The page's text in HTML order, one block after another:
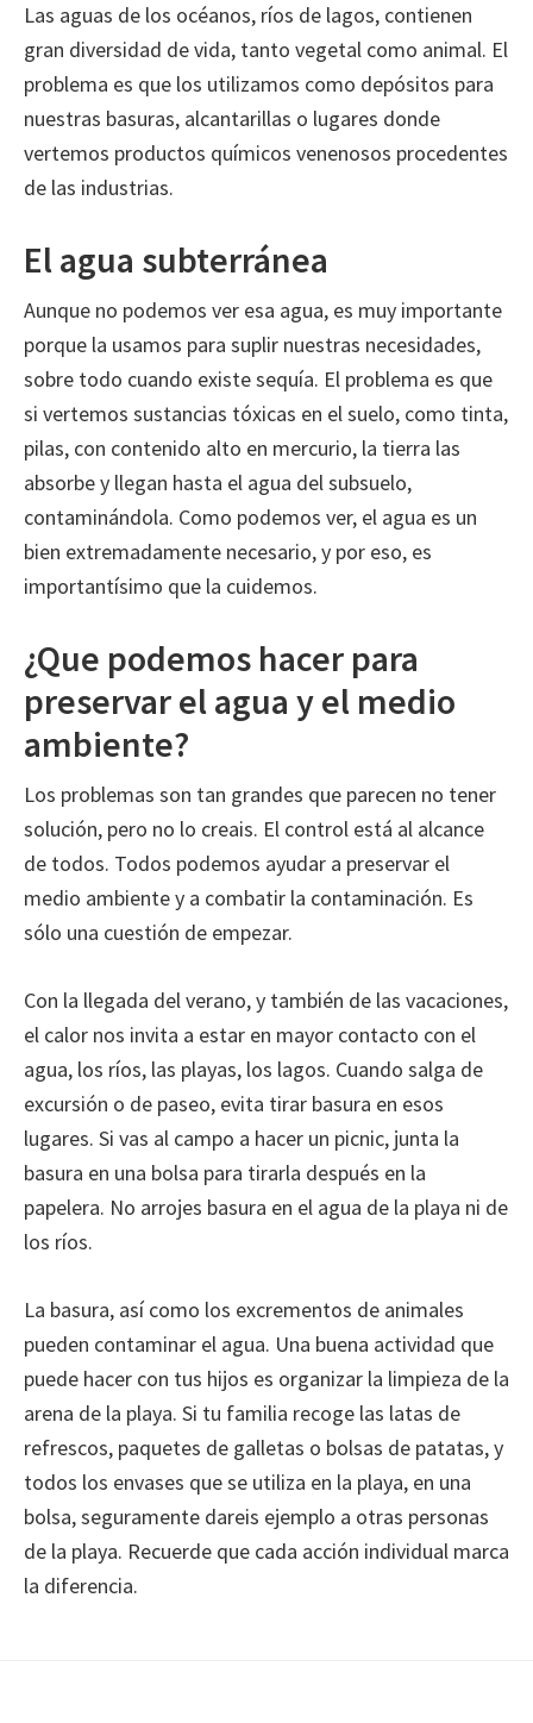
Las aguas de los océanos, ríos de lagos, contienen
gran diversidad de vida, tanto vegetal como animal. El
problema es que los utilizamos como depósitos para
nuestras basuras, alcantarillas o lugares donde
vertemos productos químicos venenosos procedentes
de las industrias.
El agua subterránea
Aunque no podemos ver esa agua, es muy importante
porque la usamos para suplir nuestras necesidades,
sobre todo cuando existe sequía. El problema es que
si vertemos sustancias tóxicas en el suelo, como tinta,
pilas, con contenido alto en mercurio, la tierra las
absorbe y llegan hasta el agua del subsuelo,
contaminándola. Como podemos ver, el agua es un
bien extremadamente necesario, y por eso, es
importantísimo que la cuidemos.
¿Que podemos hacer para
preservar el agua y el medio
ambiente?
Los problemas son tan grandes que parecen no tener
solución, pero no lo creais. El control está al alcance
de todos. Todos podemos ayudar a preservar el
medio ambiente y a combatir la contaminación. Es
sólo una cuestión de empezar.
Con la llegada del verano, y también de las vacaciones,
el calor nos invita a estar en mayor contacto con el
agua, los ríos, las playas, los lagos. Cuando salga de
excursión o de paseo, evita tirar basura en esos
lugares. Si vas al campo a hacer un picnic, junta la
basura en una bolsa para tirarla después en la
papelera. No arrojes basura en el agua de la playa ni de
los ríos.
La basura, así como los excrementos de animales
pueden contaminar el agua. Una buena actividad que
puede hacer con tus hijos es organizar la limpieza de la
arena de la playa. Si tu familia recoge las latas de
refrescos, paquetes de galletas o bolsas de patatas, y
todos los envases que se utiliza en la playa, en una
bolsa, seguramente dareis ejemplo a otras personas
de la playa. Recuerde que cada acción individual marca
la diferencia.